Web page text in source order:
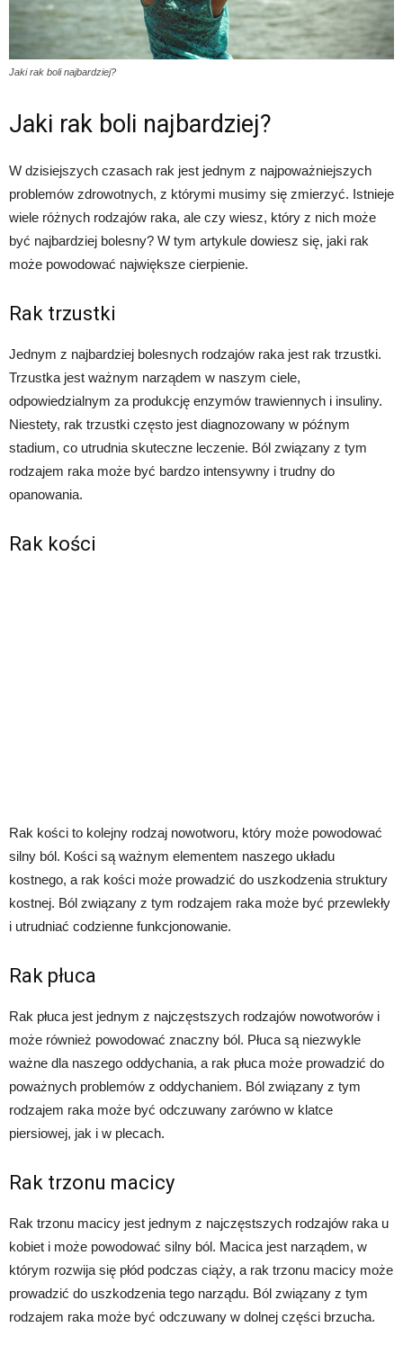
Jaki rak boli najbardziej?
Jaki rak boli najbardziej?
W dzisiejszych czasach rak jest jednym z najpoważniejszych
problemów zdrowotnych, z którymi musimy się zmierzyć. Istnieje
wiele różnych rodzajów raka, ale czy wiesz, który z nich może
być najbardziej bolesny? W tym artykule dowiesz się, jaki rak
może powodować największe cierpienie.
Rak trzustki
Jednym z najbardziej bolesnych rodzajów raka jest rak trzustki.
Trzustka jest ważnym narządem w naszym ciele,
odpowiedzialnym za produkcję enzymów trawiennych i insuliny.
Niestety, rak trzustki często jest diagnozowany w późnym
stadium, co utrudnia skuteczne leczenie. Ból związany z tym
rodzajem raka może być bardzo intensywny i trudny do
opanowania.
Rak kości
Rak kości to kolejny rodzaj nowotworu, który może powodować
silny ból. Kości są ważnym elementem naszego układu
kostnego, a rak kości może prowadzić do uszkodzenia struktury
kostnej. Ból związany z tym rodzajem raka może być przewlekły
i utrudniać codzienne funkcjonowanie.
Rak płuca
Rak płuca jest jednym z najczęstszych rodzajów nowotworów i
może również powodować znaczny ból. Płuca są niezwykle
ważne dla naszego oddychania, a rak płuca może prowadzić do
poważnych problemów z oddychaniem. Ból związany z tym
rodzajem raka może być odczuwany zarówno w klatce
piersiowej, jak i w plecach.
Rak trzonu macicy
Rak trzonu macicy jest jednym z najczęstszych rodzajów raka u
kobiet i może powodować silny ból. Macica jest narządem, w
którym rozwija się płód podczas ciąży, a rak trzonu macicy może
prowadzić do uszkodzenia tego narządu. Ból związany z tym
rodzajem raka może być odczuwany w dolnej części brzucha.